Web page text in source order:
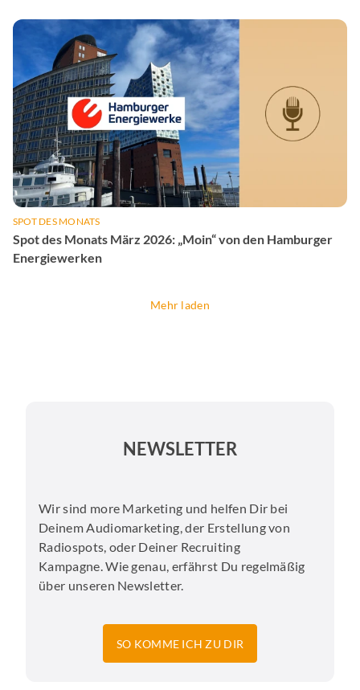
SPOT DES MONATS
Spot des Monats März 2026: „Moin“ von den Hamburger
Energiewerken
Mehr laden
NEWSLETTER
Wir sind more Marketing und helfen Dir bei
Deinem Audiomarketing, der Erstellung von
Radiospots, oder Deiner Recruiting
Kampagne. Wie genau, erfährst Du regelmäßig
über unseren Newsletter.
SO KOMME ICH ZU DIR